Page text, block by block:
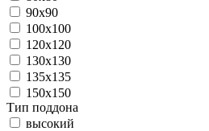
90x90
100x100
120x120
130x130
135x135
150x150
Тип поддона
высокий